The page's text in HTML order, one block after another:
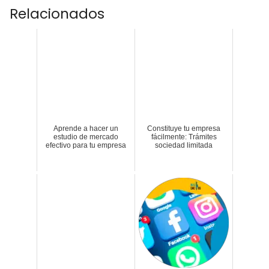
Relacionados
Aprende a hacer un
estudio de mercado
efectivo para tu empresa
Constituye tu empresa
fácilmente: Trámites
sociedad limitada